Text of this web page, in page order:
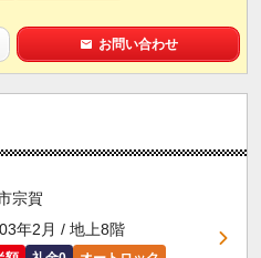
お問い合わせ
宗賀
年2月 / 地上8階